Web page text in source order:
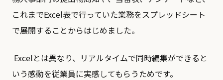
これまでExcel表で行っていた業務をスプレッドシート
で展開することからはじめました。
Excelとは異なり、リアルタイムで同時編集ができると
いう感動を従業員に実感してもらうためです。